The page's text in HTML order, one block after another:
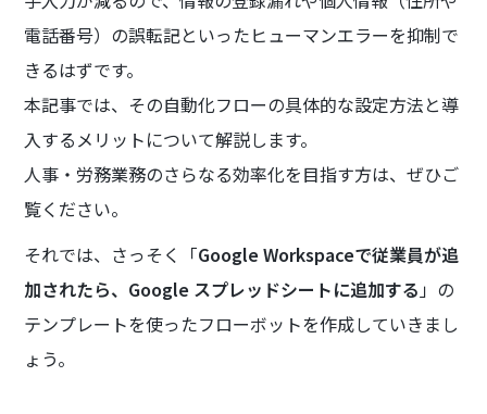
電話番号）の誤転記といったヒューマンエラーを抑制で
きるはずです。
本記事では、その自動化フローの具体的な設定方法と導
入するメリットについて解説します。
人事・労務業務のさらなる効率化を目指す方は、ぜひご
覧ください。
それでは、さっそく「Google Workspaceで従業員が追
加されたら、Google スプレッドシートに追加する」の
テンプレートを使ったフローボットを作成していきまし
ょう。